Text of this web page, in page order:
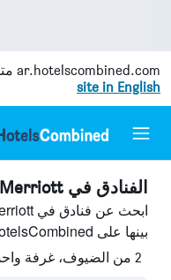
ar.hotelscombined.com
site in English
الفنادق في Merriott
بينها على HotelsCombined ووفّر.
2 من الضيوف، غرفة واحدة